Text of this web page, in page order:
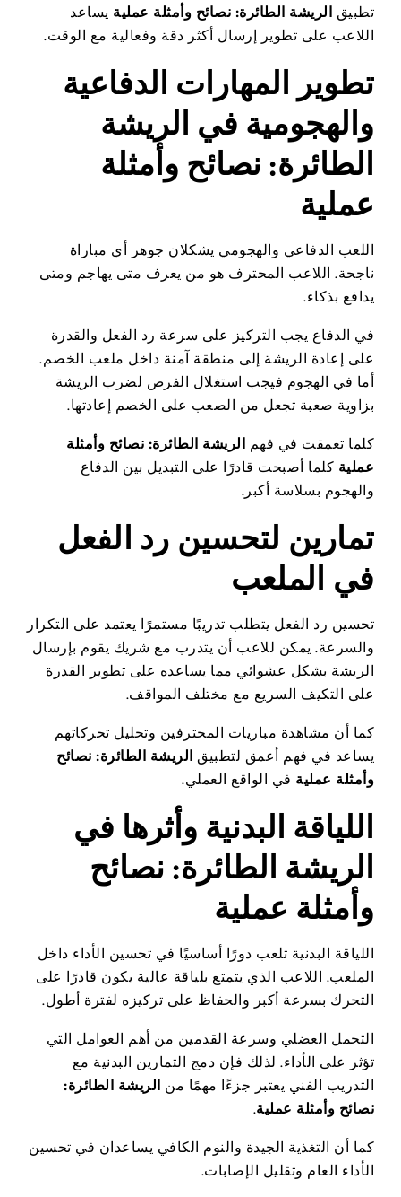
تطبيق الريشة الطائرة: نصائح وأمثلة عملية يساعد
اللاعب على تطوير إرسال أكثر دقة وفعالية مع الوقت.
تطوير المهارات الدفاعية
والهجومية في الريشة
الطائرة: نصائح وأمثلة
عملية
اللعب الدفاعي والهجومي يشكلان جوهر أي مباراة
ناجحة. اللاعب المحترف هو من يعرف متى يهاجم ومتى
يدافع بذكاء.
في الدفاع يجب التركيز على سرعة رد الفعل والقدرة
على إعادة الريشة إلى منطقة آمنة داخل ملعب الخصم.
أما في الهجوم فيجب استغلال الفرص لضرب الريشة
بزاوية صعبة تجعل من الصعب على الخصم إعادتها.
كلما تعمقت في فهم الريشة الطائرة: نصائح وأمثلة
عملية كلما أصبحت قادرًا على التبديل بين الدفاع
والهجوم بسلاسة أكبر.
تمارين لتحسين رد الفعل
في الملعب
تحسين رد الفعل يتطلب تدريبًا مستمرًا يعتمد على التكرار
والسرعة. يمكن للاعب أن يتدرب مع شريك يقوم بإرسال
الريشة بشكل عشوائي مما يساعده على تطوير القدرة
على التكيف السريع مع مختلف المواقف.
كما أن مشاهدة مباريات المحترفين وتحليل تحركاتهم
يساعد في فهم أعمق لتطبيق الريشة الطائرة: نصائح
وأمثلة عملية في الواقع العملي.
اللياقة البدنية وأثرها في
الريشة الطائرة: نصائح
وأمثلة عملية
اللياقة البدنية تلعب دورًا أساسيًا في تحسين الأداء داخل
الملعب. اللاعب الذي يتمتع بلياقة عالية يكون قادرًا على
التحرك بسرعة أكبر والحفاظ على تركيزه لفترة أطول.
التحمل العضلي وسرعة القدمين من أهم العوامل التي
تؤثر على الأداء. لذلك فإن دمج التمارين البدنية مع
التدريب الفني يعتبر جزءًا مهمًا من الريشة الطائرة:
نصائح وأمثلة عملية.
كما أن التغذية الجيدة والنوم الكافي يساعدان في تحسين
الأداء العام وتقليل الإصابات.